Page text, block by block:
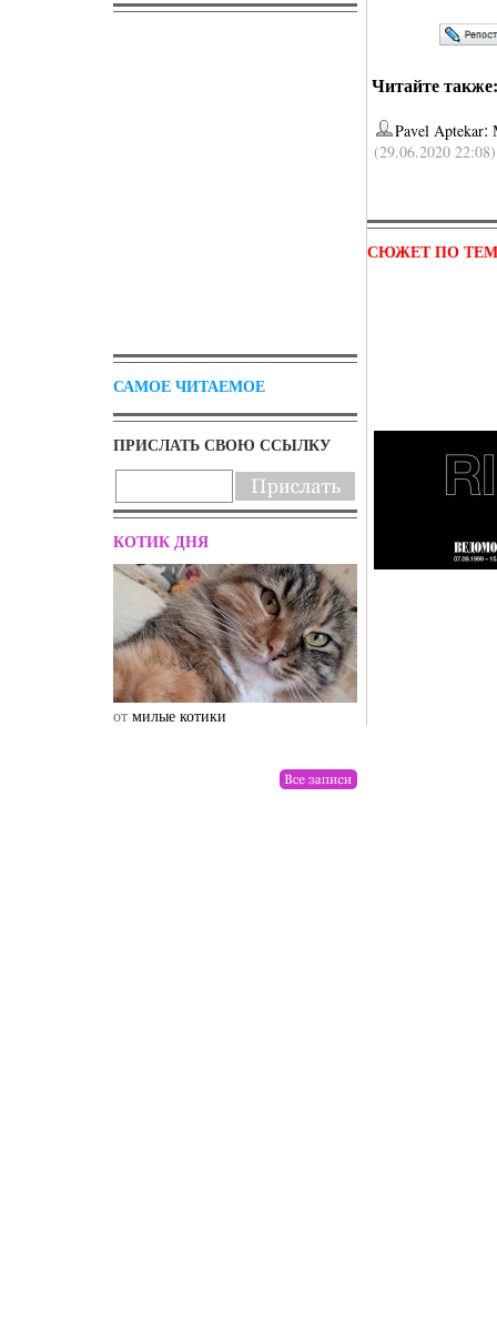
САМОЕ ЧИТАЕМОЕ
ПРИСЛАТЬ СВОЮ ССЫЛКУ
КОТИК ДНЯ
от милые котики
Читайте также:
Pavel Aptekar:
(29.06.2020 22:08)
СЮЖЕТ ПО